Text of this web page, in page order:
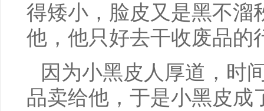
得矮小，脸皮又是黑不溜
他，他只好去干收废品的
因为小黑皮人厚道，时
品卖给他，于是小黑皮成